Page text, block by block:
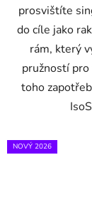
prosvištíte
do cíle jako
rám, který
pružností
toho
NOVÝ 2026